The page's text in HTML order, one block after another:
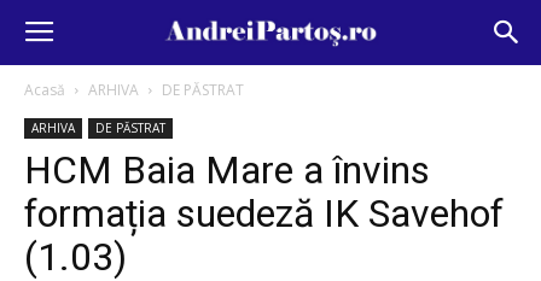
Acasă ARHIVA DE PĂSTRAT
ARHIVA DE PĂSTRAT
HCM Baia Mare a învins
formația suedeză IK Savehof
(1.03)